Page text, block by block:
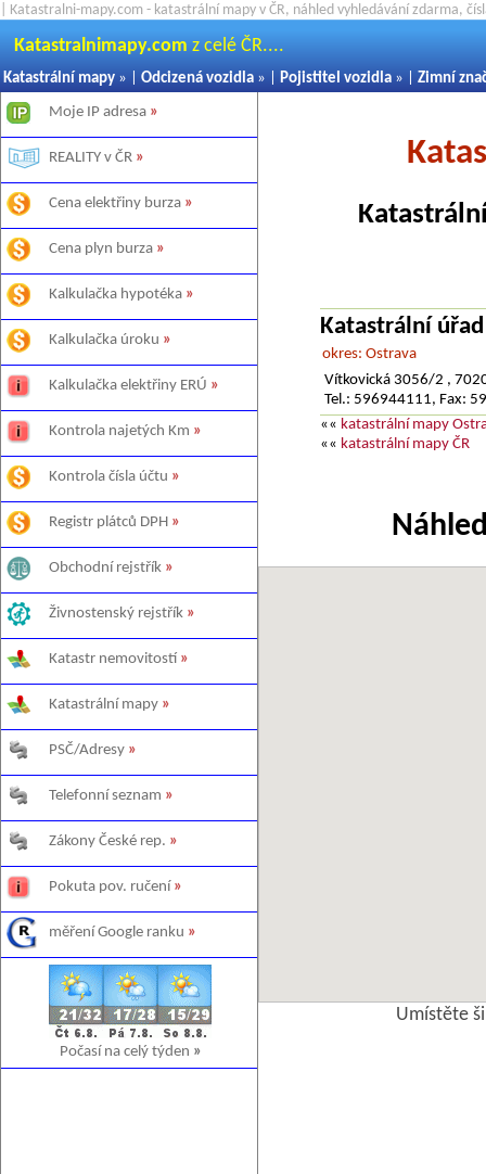
| Katastralni-mapy.com - katastrální mapy v ČR, náhled vyhledávání zdarma,
Katastralnimapy.com z celé ČR....
Katastrální mapy » | Odcizená vozidla » | Pojistitel vozidla » | Zimní
Moje IP adresa »
REALITY v ČR »
Cena elektřiny burza »
Cena plyn burza »
Kalkulačka hypotéka »
Kalkulačka úroku »
Kalkulačka elektřiny ERÚ »
Kontrola najetých Km »
Kontrola čísla účtu »
Registr plátců DPH »
Obchodní rejstřík »
Živnostenský rejstřík »
Katastr nemovitostí »
Katastrální mapy »
PSČ/Adresy »
Telefonní seznam »
Zákony České rep. »
Pokuta pov. ručení »
měření Google ranku »
Počasí na celý týden »
Katastrální
okres: Ostrava
Vítkovická 3056/2 ,
Tel.: 596944111, Fax:
«« katastrální mapy
«« katastrální mapy ČR
Umístěte